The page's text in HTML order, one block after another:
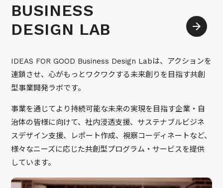
BUSINESS
DESIGN LAB
IDEAS FOR GOOD Business Design Labは、アクションを
連鎖させ、心がもっとワクワクする未来創りを目指す共創
型事業開発ラボです。
事業を通じてより持続可能な未来の実現を目指す企業・自
治体の皆様に向けて、社内浸透支援、サステナブルビジネ
スデザイン支援、レポート作成、視察コーディネートなど、
様々なニーズに応じた共創型プログラム・サービスを提供
しています。